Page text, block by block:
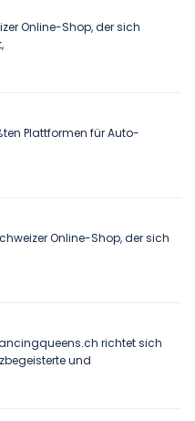
Online-Shop, der sich
Plattformen für Auto-
Online-Shop, der sich
richtet sich
und